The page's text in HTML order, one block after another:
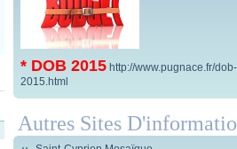
* DOB 2015 http://www.pugnace.fr/dob-
2015.html
Autres Sites